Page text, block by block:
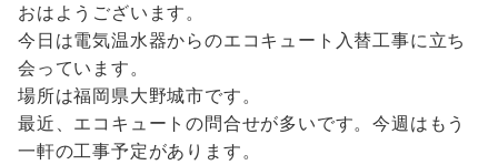
おはようございます。
今日は電気温水器からのエコキュート入替工事に立ち
会っています。
場所は福岡県大野城市です。
最近、エコキュートの問合せが多いです。今週はもう
一軒の工事予定があります。